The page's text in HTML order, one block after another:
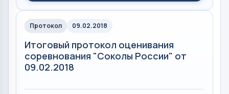
Протокол 09.02.2018
Итоговый протокол оценивания
соревнования "Соколы России" от
09.02.2018